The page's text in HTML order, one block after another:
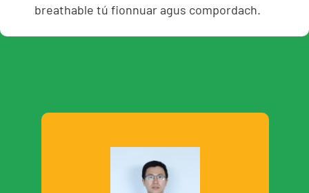
breathable tú fionnuar agus compordach.